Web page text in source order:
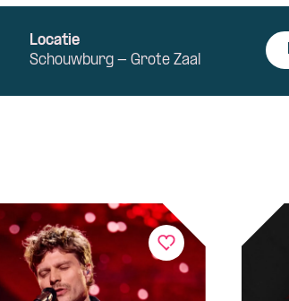
Locatie
Schouwburg - Grote Zaal